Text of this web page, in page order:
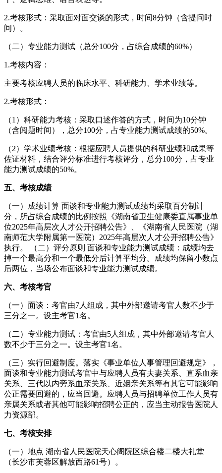
2.考核形式：采取面对面交谈的形式，时间8分钟（含提问时
间）。
（二）专业能力测试（总分100分，占综合成绩的60%）
1.考核内容：
主要考核应聘人员的临床水平、科研能力、学术业绩等。
2.考核形式：
（1）科研能力考核：采取口述作答的方式，时间为10分钟
（含阅题时间），总分100分，占专业能力测试成绩的50%。
（2）学术业绩考核：根据应聘人员提供的科研业绩和成果等
佐证材料，结合评分标准进行考核评分，总分100分，占专业
能力测试成绩的50%。
五、考核成绩
（一）成绩计算 面谈和专业能力测试成绩均采取百分制计
分，所占综合成绩的比例按照《湖南省卫生健康委直属事业单
位2025年高层次人才公开招聘公告》、《湖南省人民医院（湖
南师范大学附属第一医院）2025年高层次人才公开招聘公告》
执行。 （二）评分原则 面谈和专业能力测试成绩：成绩均去
掉一个最高分和一个最低分后计算平均分。成绩均保留小数点
后两位，当场公布面谈和专业能力测试成绩。
六、考核考官
（一）面谈：考官由7人组成，其中外部邀请考官人数不少于
三分之一。设主考官1名。
（二）专业能力测试：考官由5人组成，其中外部邀请考官人
数不少于三分之一。设主考官1名。
（三）实行回避制度。落实《事业单位人事管理回避规定》，
面谈和专业能力测试考官中与应聘人员有夫妻关系、直系血亲
关系、三代以内旁系血亲关系、近姻亲关系等有其它可能影响
公正需要回避的，应当回避。应聘人员与招聘单位工作人员有
亲属关系或者其他可能影响招聘公正的，应当主动报告医院人
力资源部。
七、考核安排
（一）地点 湖南省人民医院天心阁院区综合楼二楼大礼堂
（长沙市芙蓉区解放西路61号）。